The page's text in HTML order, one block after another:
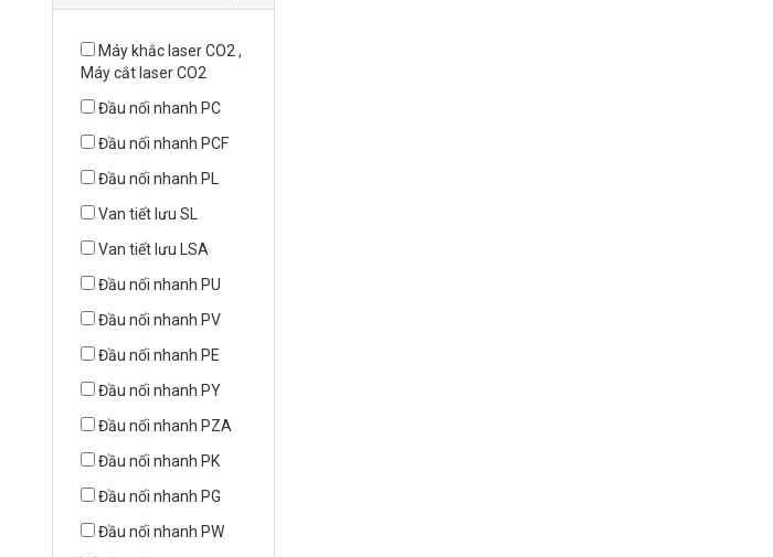
Máy khắc laser CO2 ,
Máy cắt laser CO2
Đầu nối nhanh PC
Đầu nối nhanh PCF
Đầu nối nhanh PL
Van tiết lưu SL
Van tiết lưu LSA
Đầu nối nhanh PU
Đầu nối nhanh PV
Đầu nối nhanh PE
Đầu nối nhanh PY
Đầu nối nhanh PZA
Đầu nối nhanh PK
Đầu nối nhanh PG
Đầu nối nhanh PW